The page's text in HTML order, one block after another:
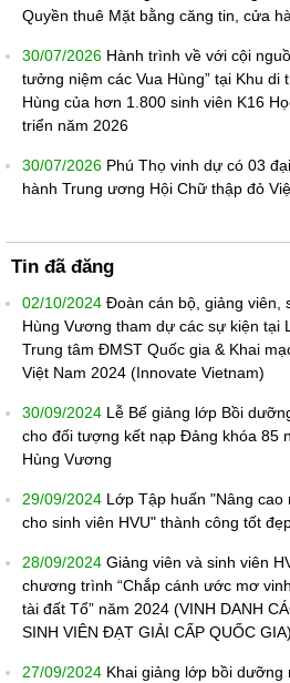
Quyền thuê Mặt bằng căng tin, cửa
30/07/2026 Hành trình về với cội
tưởng niệm các Vua Hùng” tại Khu di
Hùng của hơn 1.800 sinh viên K16
triển năm 2026
30/07/2026 Phú Thọ vinh dự có 03
hành Trung ương Hội Chữ thập đỏ
Tin đã đăng
02/10/2024 Đoàn cán bộ, giảng viên,
Hùng Vương tham dự các sự kiện tại
Trung tâm ĐMST Quốc gia & Khai
Việt Nam 2024 (Innovate Vietnam)
30/09/2024 Lễ Bế giảng lớp Bồi
cho đối tượng kết nạp Đảng khóa 85
Hùng Vương
29/09/2024 Lớp Tập huấn "Nâng
cho sinh viên HVU" thành công tốt
28/09/2024 Giảng viên và sinh viên
chương trình “Chắp cánh ước mơ
tài đất Tổ” năm 2024 (VINH DANH
SINH VIÊN ĐẠT GIẢI CẤP QUỐC GIA)
27/09/2024 Khai giảng lớp bồi